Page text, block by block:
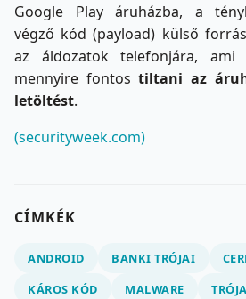
Google Play áruházba, a
végző kód (payload) külső
az áldozatok telefonjára, ami
mennyire fontostiltani az
letöltést.
(securityweek.com)
CÍMKÉK
ANDROID BANKI TRÓJAI
KÁROS KÓD
MALWARE